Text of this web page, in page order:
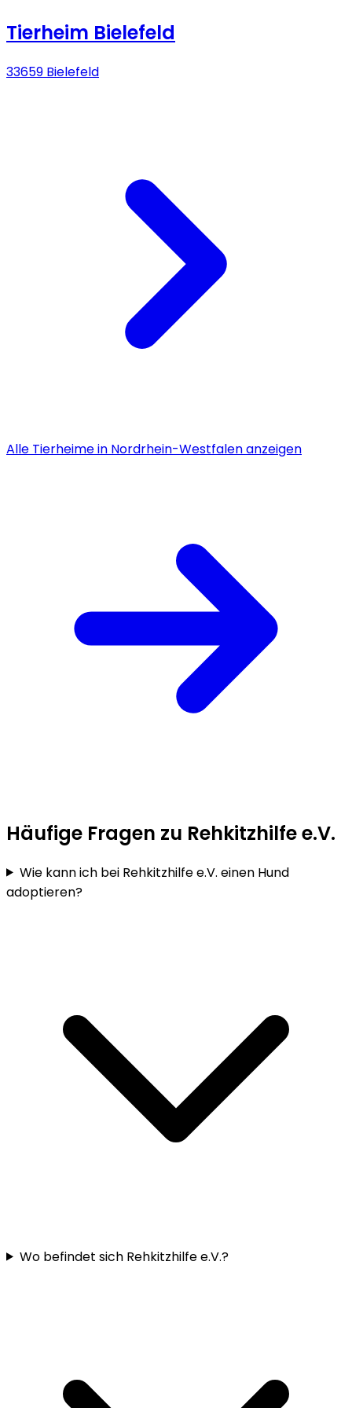
Tierheim Bielefeld
33659 Bielefeld
Alle Tierheimein Nordrhein-Westfalenanzeigen
Häufige Fragen zu Rehkitzhilfe e.V.
Wie kann ich bei Rehkitzhilfe e.V. einen Hund
adoptieren?
Wo befindet sich Rehkitzhilfe e.V.?